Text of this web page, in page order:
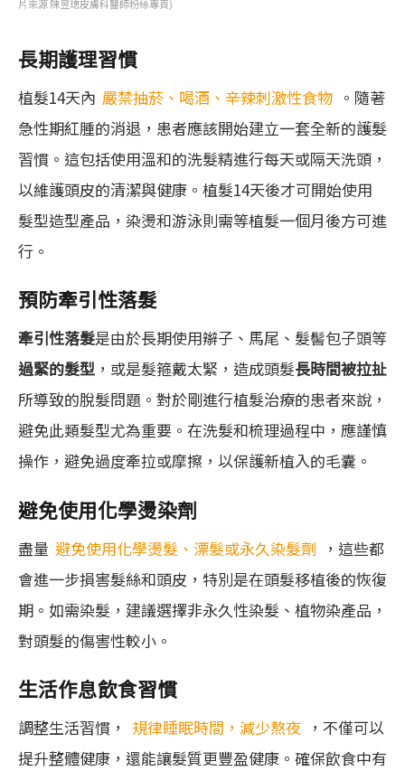
片來源 陳昱璁皮膚科醫師粉絲專頁)
長期護理習慣
植髮14天內 嚴禁抽菸、喝酒、辛辣刺激性食物 。隨著
急性期紅腫的消退，患者應該開始建立一套全新的護髮
習慣。這包括使用溫和的洗髮精進行每天或隔天洗頭，
以維護頭皮的清潔與健康。植髮14天後才可開始使用
髮型造型產品，染燙和游泳則需等植髮一個月後方可進
行。
預防牽引性落髮
牽引性落髮是由於長期使用辮子、馬尾、髮髻包子頭等
過緊的髮型 ，或是髮箍戴太緊，造成頭髮長時間被拉扯
所導致的脫髮問題。對於剛進行植髮治療的患者來說，
避免此類髮型尤為重要。在洗髮和梳理過程中，應謹慎
操作，避免過度牽拉或摩擦，以保護新植入的毛囊。
避免使用化學燙染劑
盡量 避免使用化學燙髮、漂髮或永久染髮劑 ，這些都
會進一步損害髮絲和頭皮，特別是在頭髮移植後的恢復
期。如需染髮，建議選擇非永久性染髮、植物染產品，
對頭髮的傷害性較小。
生活作息飲食習慣
調整生活習慣， 規律睡眠時間，減少熬夜 ，不僅可以
提升整體健康，還能讓髮質更豐盈健康。確保飲食中有